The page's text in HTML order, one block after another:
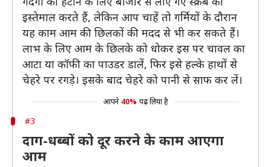
इस्तेमाल करते हैं, लेकिन आप चाहें तो गर्मियों के दौरान
यह काम आम की छिलकों की मदद से भी कर सकते हैं।
लाभ के लिए आम के छिलके को धोकर इस पर चावल का
आटा या कॉफी का पाउडर डालें, फिर इसे हल्के हाथों से
चेहरे पर रगड़े। इसके बाद चेहरे को पानी से साफ कर लें।
आपने 40% पढ़ लिया है
#3
दाग-धब्बों को दूर करने के काम आएगा
आम